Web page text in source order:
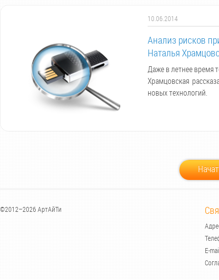
10.06.2014
Анализ рисков
Наталья
Даже в летнее время
Храмцовская
новых технологий.
©2012–2026 АртАйТи
E-